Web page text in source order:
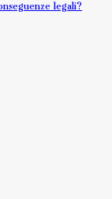
legali?